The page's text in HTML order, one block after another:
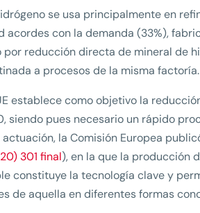
se usa principalmente en
con la demanda (33%),
reducción directa de mineral de
a procesos de la misma factoría.
establece como objetivo la
siendo pues necesario un rápido
la Comisión Europea
301 final), en la que la producción
constituye la tecnología clave y
de aquella en diferentes formas